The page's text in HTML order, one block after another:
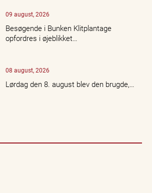
09 august, 2026
Besøgende i Bunken Klitplantage
opfordres i øjeblikket…
08 august, 2026
Lørdag den 8. august blev den brugde,…